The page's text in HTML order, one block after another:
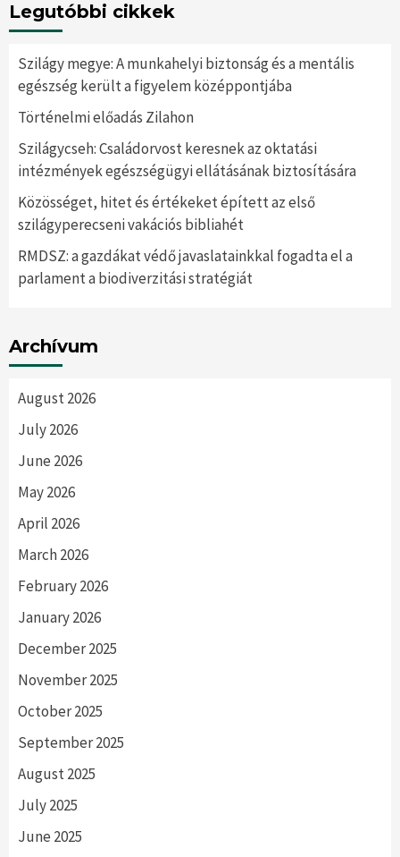
Legutóbbi cikkek
Szilágy megye: A munkahelyi biztonság és a mentális
egészség került a figyelem középpontjába
Történelmi előadás Zilahon
Szilágycseh: Családorvost keresnek az oktatási
intézmények egészségügyi ellátásának biztosítására
Közösséget, hitet és értékeket épített az első
szilágyperecseni vakációs bibliahét
RMDSZ: a gazdákat védő javaslatainkkal fogadta el a
parlament a biodiverzitási stratégiát
Archívum
August 2026
July 2026
June 2026
May 2026
April 2026
March 2026
February 2026
January 2026
December 2025
November 2025
October 2025
September 2025
August 2025
July 2025
June 2025